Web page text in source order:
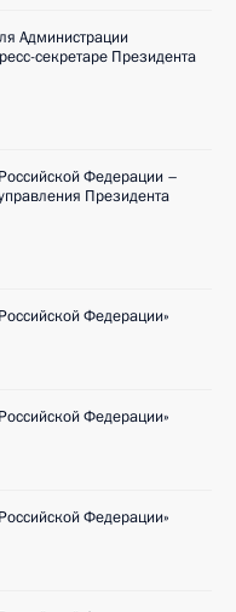
Администрации
секретаре Президента
Федерации –
Президента
Федерации»
Федерации»
Федерации»